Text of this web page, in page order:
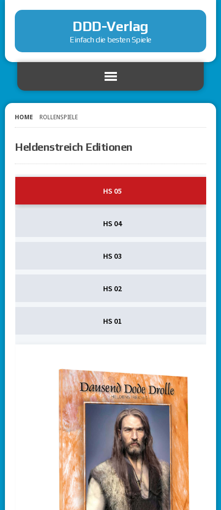
DDD-Verlag
Einfach die besten Spiele
HOME ROLLENSPIELE
Heldenstreich Editionen
HS 05
HS 04
HS 03
HS 02
HS 01